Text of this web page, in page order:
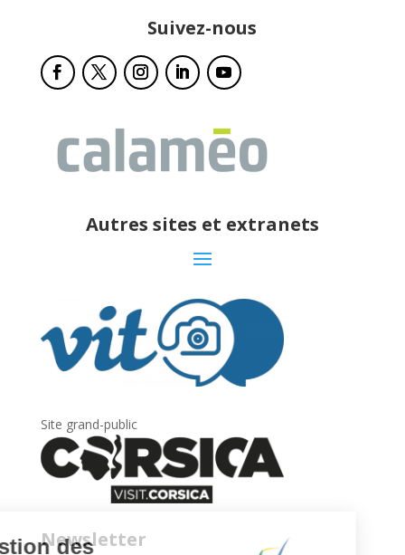
Suivez-nous
Autres sites et extranets
Site grand-public
Newsletter